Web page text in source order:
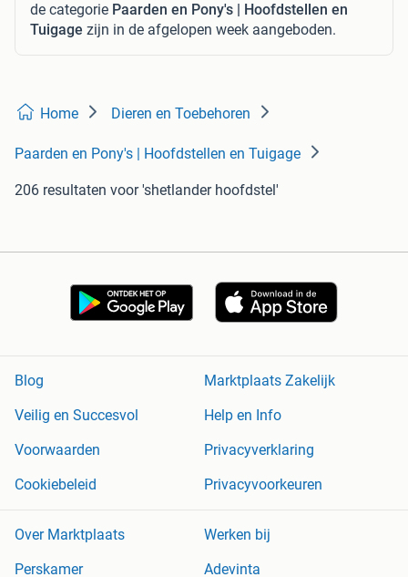
de categorie Paarden en Pony's | Hoofdstellen en
Tuigage zijn in de afgelopen week aangeboden.
Home Dieren en Toebehoren
Paarden en Pony's | Hoofdstellen en Tuigage
206 resultaten voor 'shetlander hoofdstel'
Blog
Marktplaats Zakelijk
Veilig en Succesvol
Help en Info
Voorwaarden
Privacyverklaring
Cookiebeleid
Privacyvoorkeuren
Over Marktplaats
Werken bij
Perskamer
Adevinta